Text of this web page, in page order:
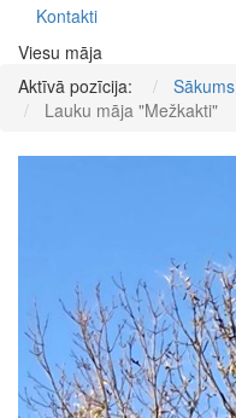
Kontakti
Viesu māja
Aktīvā pozīcija:
Sākums
Lauku māja "Mežkakti"